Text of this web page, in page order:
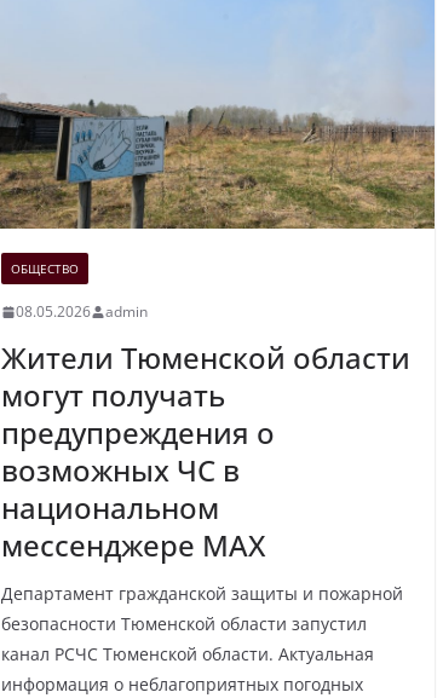
ОБЩЕСТВО
08.05.2026 admin
Жители Тюменской области
могут получать
предупреждения о
возможных ЧС в
национальном
мессенджере MAX
Департамент гражданской защиты и пожарной
безопасности Тюменской области запустил
канал РСЧС Тюменской области. Актуальная
информация о неблагоприятных погодных